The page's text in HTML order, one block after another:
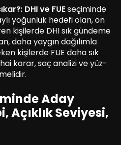
DHI ve FUEseçiminde
yoğunluk hedefi olan, ön
kişilerde DHI sık gündeme
daha yaygın dağılımla
kişilerde FUE daha sık
karar, saç analizi ve yüz-
Aday
Açıklık Seviyesi,